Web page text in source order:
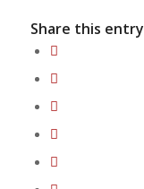
Share this entry